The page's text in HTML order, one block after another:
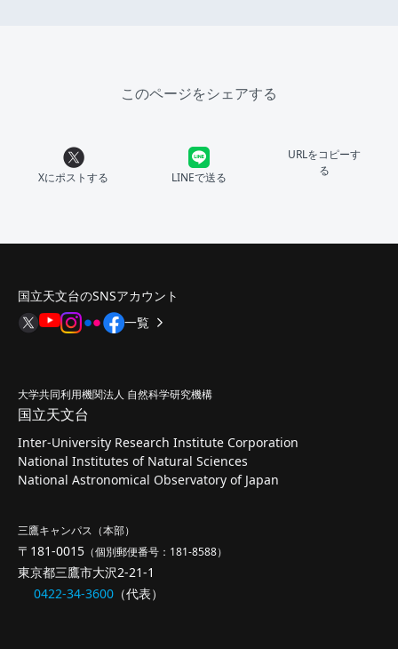
このページをシェアする
Xにポストする LINEで送る
URLをコピーす
る
国立天文台のSNSアカウント
一覧
大学共同利用機関法人 自然科学研究機構
国立天文台
Inter-University Research Institute Corporation
National Institutes of Natural Sciences
National Astronomical Observatory of Japan
三鷹キャンパス（本部）
〒181-0015 （個別郵便番号：181-8588）
東京都三鷹市大沢2-21-1
0422-34-3600 （代表）